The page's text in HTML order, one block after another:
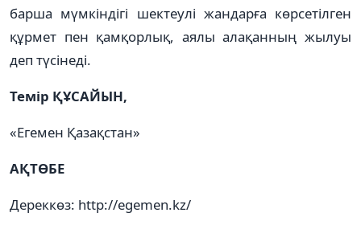
барша мүмкіндігі шектеулі жандарға көрсетілген
құрмет пен қамқорлық, аялы алақанның жылуы
деп түсінеді.
Темір ҚҰСАЙЫН,
«Егемен Қазақстан»
АҚТӨБЕ
Дереккөз: http://egemen.kz/